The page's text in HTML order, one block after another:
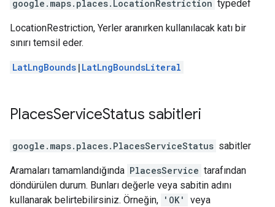
google.maps.places. LocationRestriction typedef
LocationRestriction, Yerler aranırken kullanılacak katı bir
sınırı temsil eder.
LatLngBounds | LatLngBoundsLiteral
PlacesServiceStatus sabitleri
google.maps.places. PlacesServiceStatus sabitler
Aramaları tamamlandığında PlacesService tarafından
döndürülen durum. Bunları değerle veya sabitin adını
kullanarak belirtebilirsiniz. Örneğin, 'OK'
veya